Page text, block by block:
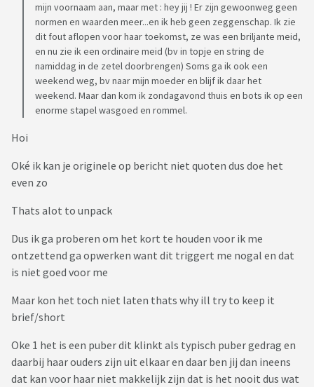
lekker. Geen enkele dankbaarheid, geen enkel woord. Als ik
iets vraag, antwoord hij mij niet.
Net voor laatste kerstmis kreeg ik plots een whatsappje van
Sofie. Eerlijk gezegd, ik blij dat ze contact met me nam, oh
er is hoop..... helaas.
Ze vroeg mij via whatsapp of ik wilde bijleggen voor het
kerstcadeau van haar vader.
Een voetbaltruitje dat hij graag zag, kostprijs 100euro.
Ik heb haar toen voorgesteld dat ik 60euro ging bijleggen, zij
en het truitje pastte perfect.
80euro.... ipv 100euro.
Ik heb dit toen nagekeken op internet en effectief , het
truitje kostte maar 80euro....
Ik heb (en kon niet, durfde niet) hier toen niets van gezegd,
maar vroeg mij ten stelligste af waarom zij heeft gelogen
natuurlijk....
Ook elke kerstmis is haar vriendje erbij en kopen wij ook een
cadeau voor hem.
mijn voornaam aan, maar met : hey jij ! Er zijn gewoonweg geen
normen en waarden meer...en ik heb geen zeggenschap. Ik zie
dit fout aflopen voor haar toekomst, ze was een briljante meid,
en nu zie ik een ordinaire meid (bv in topje en string de
namiddag in de zetel doorbrengen) Soms ga ik ook een
weekend weg, bv naar mijn moeder en blijf ik daar het
weekend. Maar dan kom ik zondagavond thuis en bots ik op een
enorme stapel wasgoed en rommel.
Hoi
Oké ik kan je originele op bericht niet quoten dus doe het
even zo
Thats alot to unpack
Dus ik ga proberen om het kort te houden voor ik me
ontzettend ga opwerken want dit triggert me nogal en dat
is niet goed voor me
Maar kon het toch niet laten thats why ill try to keep it
brief/short
Oke 1 het is een puber dit klinkt als typisch puber gedrag en
daarbij haar ouders zijn uit elkaar en daar ben jij dan ineens
dat kan voor haar niet makkelijk zijn dat is het nooit dus wat